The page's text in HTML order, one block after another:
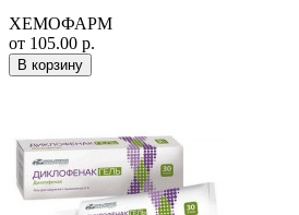
ХЕМОФАРМ
от 105.00 р.
В корзину